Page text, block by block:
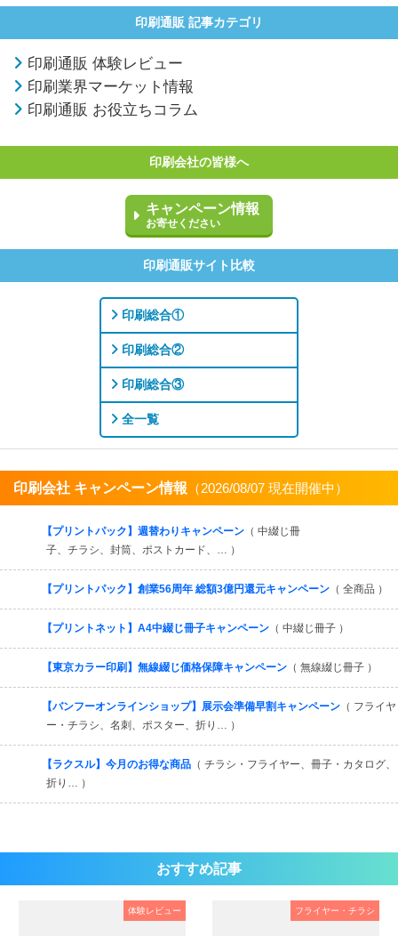
印刷通販 記事カテゴリ
印刷通販 体験レビュー
印刷業界マーケット情報
印刷通販 お役立ちコラム
印刷会社の皆様へ
キャンペーン情報
お寄せください
印刷通販サイト比較
印刷総合①
印刷総合②
印刷総合③
全一覧
印刷会社 キャンペーン情報 （2026/08/07 現在開催中）
【プリントパック】週替わりキャンペーン （ 中綴じ冊
子、チラシ、封筒、ポストカード、… ）
【プリントパック】創業56周年 総額3億円還元キャンペーン （ 全商品 ）
【プリントネット】A4中綴じ冊子キャンペーン （ 中綴じ冊子 ）
【東京カラー印刷】無線綴じ価格保障キャンペーン （ 無線綴じ冊子 ）
【バンフーオンラインショップ】展示会準備早割キャンペーン （ フライヤ
ー・チラシ、名刺、ポスター、折り… ）
【ラクスル】今月のお得な商品 （ チラシ・フライヤー、冊子・カタログ、
折り… ）
おすすめ記事
体験レビュー フライヤー・チラシ